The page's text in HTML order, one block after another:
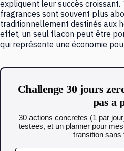
expliquent leur succès croissant.
fragrances sont souvent plus
traditionnellement destinés aux
effet, un seul flacon peut être
qui représente une économie
Challenge 30 jours
pas a
30 actions concretes (1 par
testees, et un planner pour
transition sans